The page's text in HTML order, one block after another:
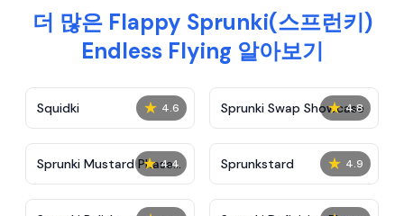
더 많은 Flappy Sprunki(스프런키)
Endless Flying 알아보기
★ 4.6
Squidki ★ 4.8
Sprunki Swap Showcase
★ 4.4
Sprunki Mustard Phase
2
★ 4.9
Sprunkstard